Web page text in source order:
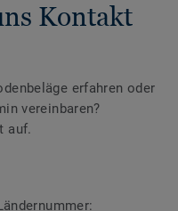
Kontakt
erfahren oder
vereinbaren?
auf.